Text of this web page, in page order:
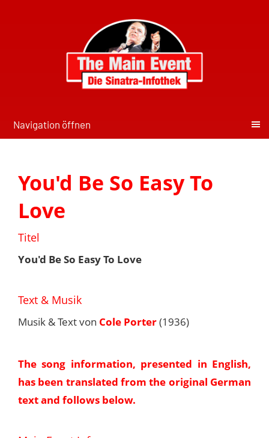
Navigation öffnen
You'd Be So Easy To
Love
Titel
You'd Be So Easy To Love
Text & Musik
Musik & Text von Cole Porter(1936)
The song information, presented in English,
has been translated from the original German
text and follows below.